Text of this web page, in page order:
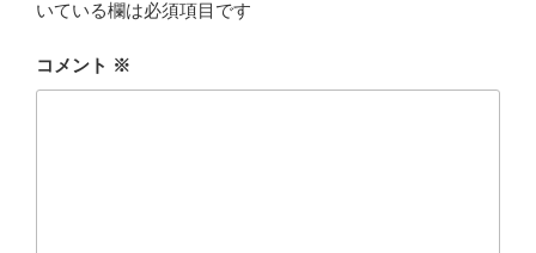
いている欄は必須項目です
コメント ※